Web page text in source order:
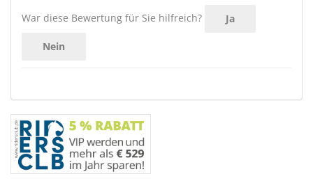
War diese Bewertung für Sie hilfreich? Ja
Nein